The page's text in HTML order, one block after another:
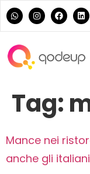
Tag:
Mance nei
anche gli italiani